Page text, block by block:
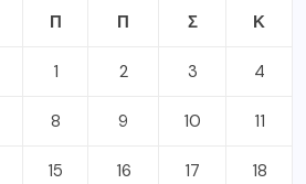
Π Π Σ Κ
1 2 3 4
8 9 10 11
15 16 17 18